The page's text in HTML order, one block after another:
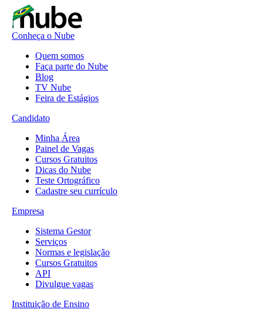
Conheça o Nube
Quem somos
Faça parte do Nube
Blog
TV Nube
Feira de Estágios
Candidato
Minha Área
Painel de Vagas
Cursos Gratuitos
Dicas do Nube
Teste Ortográfico
Cadastre seu currículo
Empresa
Sistema Gestor
Serviços
Normas e legislação
Cursos Gratuitos
API
Divulgue vagas
Instituição de Ensino